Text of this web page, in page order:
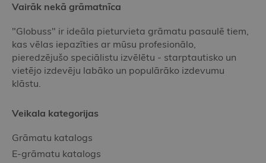
Vairāk nekā grāmatnīca
"Globuss" ir ideāla pieturvieta grāmatu pasaulē tiem,
kas vēlas iepazīties ar mūsu profesionālo,
pieredzējušo speciālistu izvēlētu - starptautisko un
vietējo izdevēju labāko un populārāko izdevumu
klāstu.
Veikala kategorijas
Grāmatu katalogs
E-grāmatu katalogs